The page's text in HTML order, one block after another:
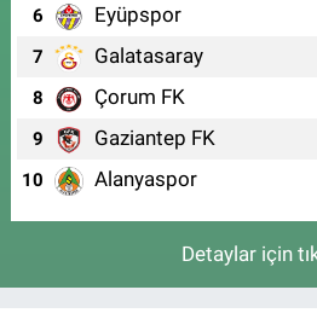
6 Eyüpspor
7 Galatasaray
8 Çorum FK
9 Gaziantep FK
10 Alanyaspor
Detaylar için